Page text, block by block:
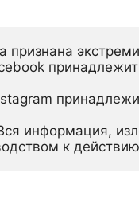
признана
информация,
к